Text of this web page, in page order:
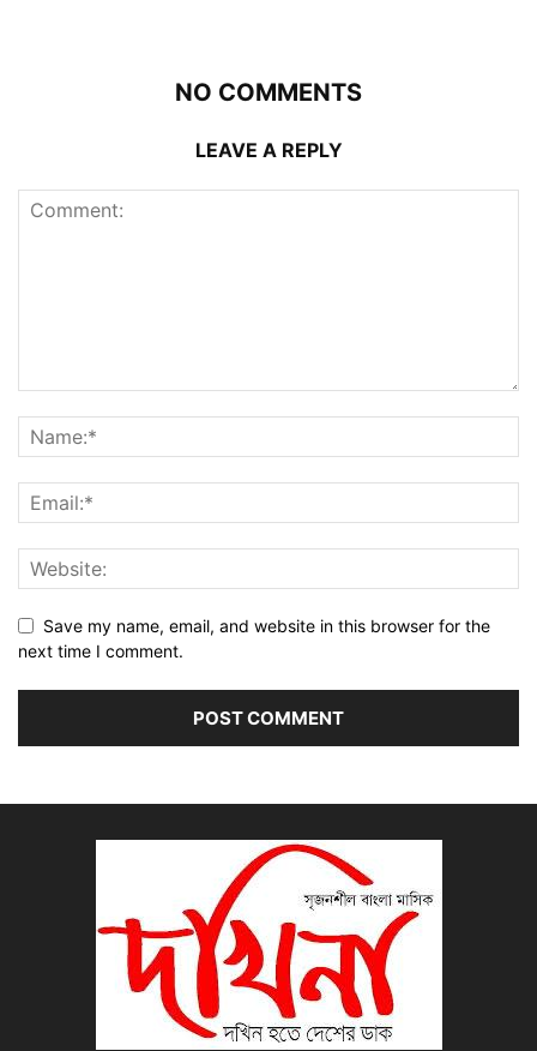
NO COMMENTS
LEAVE A REPLY
Save my name, email, and website in this browser for the
next time I comment.